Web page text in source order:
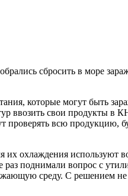
сбросить в море
которые могут быть
ввозить свои продукты в
проверять всю продукцию,
охлаждения используют
раз поднимали вопрос с
среду. С решением